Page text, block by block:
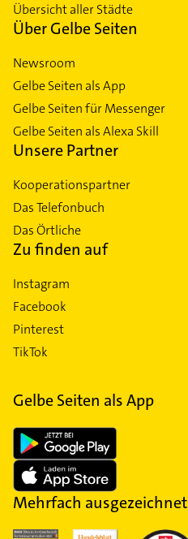
Übersicht aller Städte
Über Gelbe Seiten
Newsroom
Gelbe Seiten als App
Gelbe Seiten für Messenger
Gelbe Seiten als Alexa Skill
Unsere Partner
Kooperationspartner
Das Telefonbuch
Das Örtliche
Zu finden auf
Instagram
Facebook
Pinterest
TikTok
Gelbe Seiten als App
Mehrfach ausgezeichnet